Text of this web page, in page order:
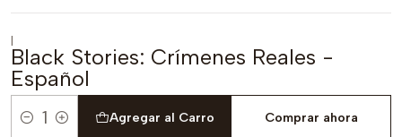
|
Black Stories: Crímenes Reales -
Español
Cantidad
Agregar al Carro Comprar ahora